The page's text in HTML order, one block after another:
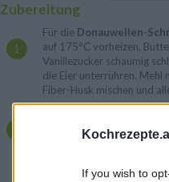
If you wish to
Zubereitung
Für die Donauwellen-
auf 175°C vorheizen.
Vanillezucker schaumig
die Eier unterrühren. Mehl
Fiber-Husk mischen und
Backblech mit Backpapier
Hälfte des Teiges
mischen und dann auf